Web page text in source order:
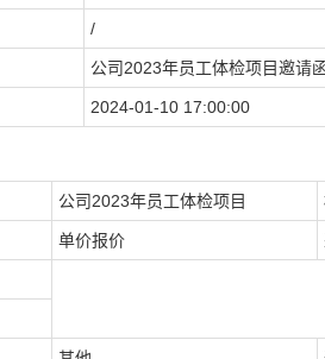
/
公司2023年员工体检项目邀请
2024-01-10 17:00:00
公司2023年员工体检项目
单价报价